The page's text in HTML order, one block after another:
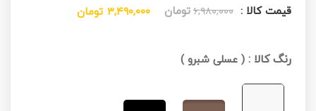
قیمت کالا : ۶,۹۸۰,۰۰۰تومان ۳,۴۹۰,۰۰۰ تومان
رنگ کالا :(عسلی شبرو)